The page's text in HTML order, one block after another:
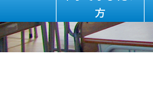
方